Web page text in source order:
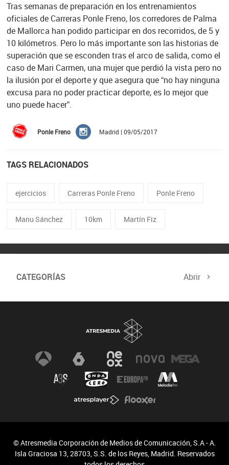
Tras semanas de preparación en los entrenamientos
oficiales de Carreras Ponle Freno, los corredores de Palma
de Mallorca han podido participar en dos recorridos, de 5 y
10 kilómetros. Pero lo más importante son las historias de
superación que se esconden tras el arco de salida, como el
caso de Mari Carmen, una mujer que perdió la vista pero no
la ilusión por el deporte y que asegura que “no hay ninguna
excusa para no poder practicar deporte, es lo mejor que
uno puede hacer”.
Ponle Freno Madrid | 09/05/2017
TAGS RELACIONADOS
ejercicios Carreras Ponle Freno Ponle Freno
Manu Sánchez 10km Martín Fiz
CATEGORÍAS Abrir
© Atresmedia Corporación de Medios de Comunicación, S.A - A.
Isla Graciosa 13, 28703, S.S. de los Reyes, Madrid. Reservados